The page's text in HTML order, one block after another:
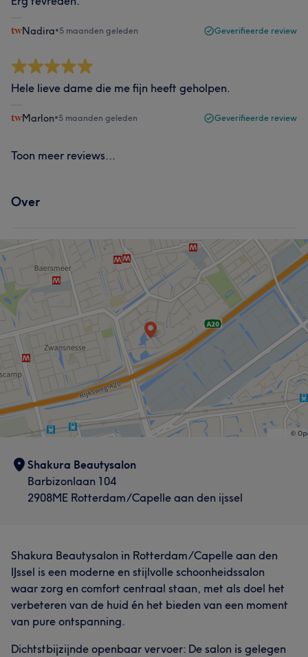
Nadira•5 maanden geleden Geverifieerde review
Hele lieve dame die me fijn heeft geholpen.
Marlon•5 maanden geleden Geverifieerde review
Toon meer reviews...
Over
Shakura Beautysalon
Barbizonlaan 104
2908ME Rotterdam/Capelle aan den ijssel
Shakura Beautysalon in Rotterdam/Capelle aan den
IJssel is een moderne en stijlvolle schoonheidssalon
waar zorg en comfort centraal staan, met als doel het
verbeteren van de huid én het bieden van een moment
van pure ontspanning.
Dichtstbijzijnde openbaar vervoer: De salon is gelegen